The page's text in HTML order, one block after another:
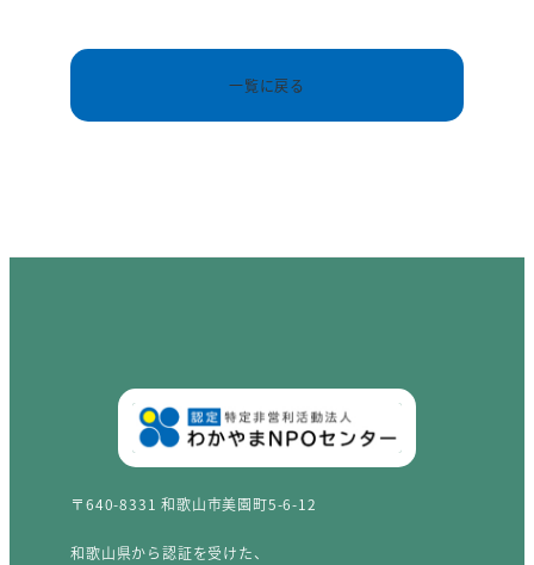
一覧に戻る
〒640-8331 和歌山市美園町5-6-12
和歌山県から認証を受けた、